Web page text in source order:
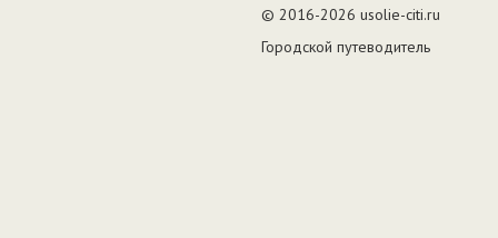
© 2016-2026 usolie-citi.ru
Городской путеводитель